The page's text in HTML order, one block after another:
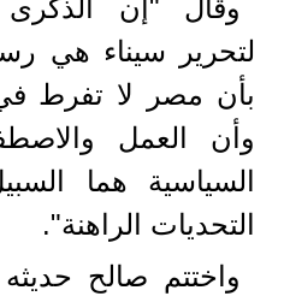
وقال "إن الذكرى
لتحرير سيناء هي
بأن مصر لا تفرط
وأن العمل
السياسية هما
التحديات الراهنة".
واختتم صالح